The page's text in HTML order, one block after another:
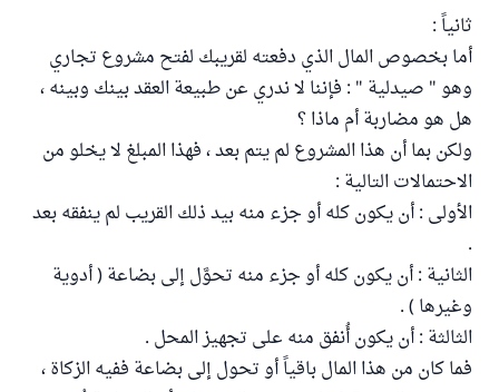
ثانياً :
أما بخصوص المال الذي دفعته لقريبك لفتح مشروع تجاري
وهو " صيدلية " : فإننا لا ندري عن طبيعة العقد بينك وبينه ،
هل هو مضاربة أم ماذا ؟
ولكن بما أن هذا المشروع لم يتم بعد ، فهذا المبلغ لا يخلو من
الاحتمالات التالية :
الأولى : أن يكون كله أو جزء منه بيد ذلك القريب لم ينفقه بعد
.
الثانية : أن يكون كله أو جزء منه تحوَّل إلى بضاعة ( أدوية
وغيرها ) .
الثالثة : أن يكون أُنفق منه على تجهيز المحل .
فما كان من هذا المال باقياً أو تحول إلى بضاعة ففيه الزكاة ،